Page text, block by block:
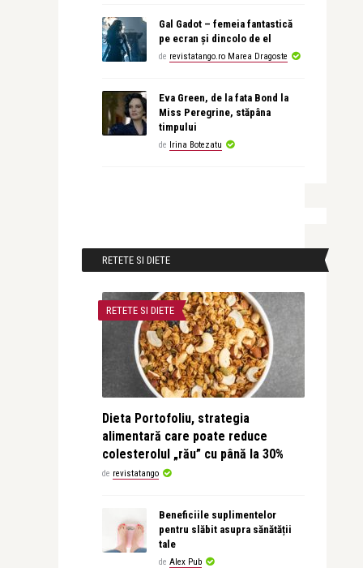
Gal Gadot – femeia fantastică
pe ecran și dincolo de el
de revistatango.ro Marea Dragoste
Eva Green, de la fata Bond la
Miss Peregrine, stăpâna
timpului
de Irina Botezatu
RETETE SI DIETE
RETETE SI DIETE
Dieta Portofoliu, strategia
alimentară care poate reduce
colesterolul „rău” cu până la 30%
de revistatango
Beneficiile suplimentelor
pentru slăbit asupra sănătății
tale
de Alex Pub